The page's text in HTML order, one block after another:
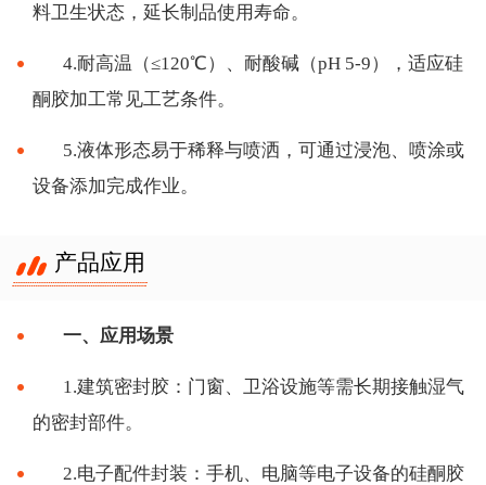
料卫生状态，延长制品使用寿命。
4.耐高温（≤120℃）、耐酸碱（pH 5-9），适应硅
酮胶加工常见工艺条件。
5.液体形态易于稀释与喷洒，可通过浸泡、喷涂或
设备添加完成作业。
产品应用
一、应用场景
1.建筑密封胶：门窗、卫浴设施等需长期接触湿气
的密封部件。
2.电子配件封装：手机、电脑等电子设备的硅酮胶